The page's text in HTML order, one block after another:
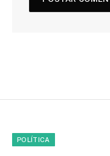
POLÍTICA